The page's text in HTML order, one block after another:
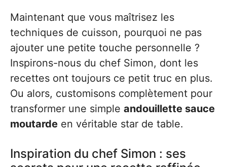
Maintenant que vous maîtrisez les
techniques de cuisson, pourquoi ne pas
ajouter une petite touche personnelle ?
Inspirons-nous du chef Simon, dont les
recettes ont toujours ce petit truc en plus.
Ou alors, customisons complètement pour
transformer une simple andouillette sauce
moutarde en véritable star de table.
Inspiration du chef Simon : ses